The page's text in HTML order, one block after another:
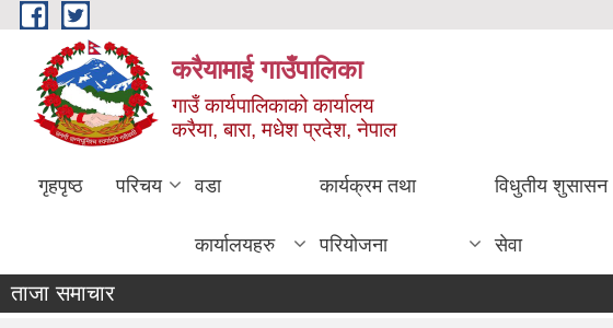
Skip to main content
करैयामाई गाउँपालिका
गाउँ कार्यपालिकाको कार्यालय
करैया, बारा, मधेश प्रदेश, नेपाल
गृहपृष्ठ परिचय वडा
कार्यालयहरु
कार्यक्रम तथा
परियोजना
विधुतीय शुसासन
सेवा
ताजा समाचार